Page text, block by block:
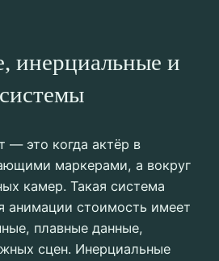
инерциальные и
— это когда актёр в
маркерами, а вокруг
камер. Такая система
анимации стоимость имеет
плавные данные,
сцен. Инерциальные